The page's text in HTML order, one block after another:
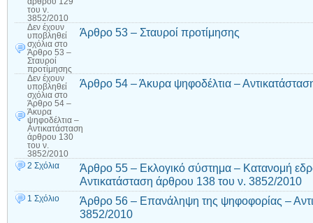
του ν.
3852/2010
Δεν έχουν
υποβληθεί
σχόλια στο
Άρθρο 53 –
Σταυροί
προτίμησης
Άρθρο 53 – Σταυροί προτίμησης
Δεν έχουν
υποβληθεί
σχόλια στο
Άρθρο 54 –
Άκυρα
ψηφοδέλτια –
Αντικατάσταση
άρθρου 130
του ν.
3852/2010
Άρθρο 54 – Άκυρα ψηφοδέλτια –
2 Σχόλια
Άρθρο 55 – Εκλογικό σύστημα – Κατανομή
Αντικατάσταση άρθρου 138 του ν. 3852/2010
1 Σχόλιο
Άρθρο 56 – Επανάληψη της ψηφοφορίας –
3852/2010